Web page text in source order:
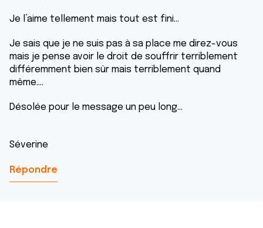
Je l’aime tellement mais tout est fini…
Je sais que je ne suis pas à sa place me direz-vous
mais je pense avoir le droit de souffrir terriblement
différemment bien sûr mais terriblement quand
même….
Désolée pour le message un peu long…
Séverine
Répondre